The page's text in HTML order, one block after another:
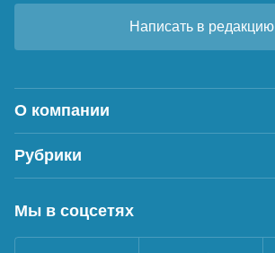
Написать в редакцию
О компании
Рубрики
Мы в соцсетях